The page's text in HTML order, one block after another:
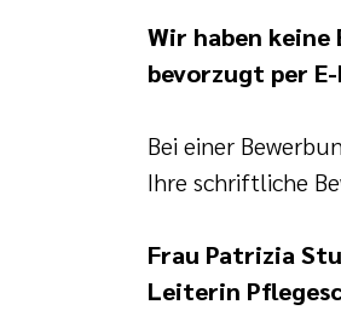
Wir haben
bevorzugt per
Bei einer
Ihre schriftliche
Frau Patrizia
Leiterin